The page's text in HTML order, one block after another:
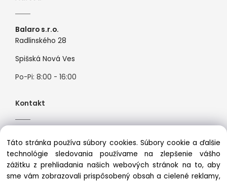
Balaro s.r.o.
Radlinského 28
Spišská Nová Ves
Po-Pi: 8:00 - 16:00
Kontakt
Mail:info@premiosport.sk
Táto stránka používa súbory cookies. Súbory cookie a ďalšie
technológie sledovania používame na zlepšenie vášho
zážitku z prehliadania našich webových stránok na to, aby
sme vám zobrazovali prispôsobený obsah a cielené reklamy,